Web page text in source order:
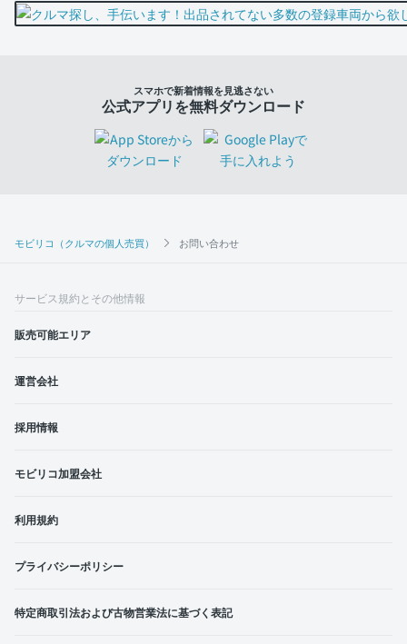
モビリコ（クルマの個人売買） お問い合わせ
スマホで新着情報を見逃さない
公式アプリを無料ダウンロード
サービス規約とその他情報
販売可能エリア
運営会社
採用情報
モビリコ加盟会社
利用規約
プライバシーポリシー
特定商取引法および古物営業法に基づく表記